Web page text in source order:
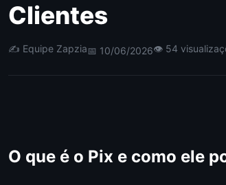
Clientes
✍️ Equipe Zapzia📅 10/06/2026👁 54
O que é o Pix e como ele